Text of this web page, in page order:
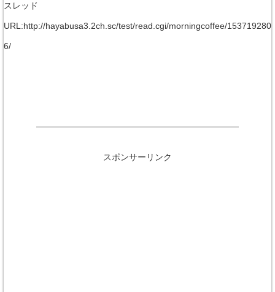
スレッド
URL:http://hayabusa3.2ch.sc/test/read.cgi/morningcoffee/153719280
6/
スポンサーリンク